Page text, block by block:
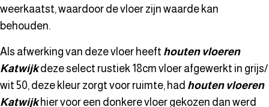
weerkaatst, waardoor de vloer zijn waarde kan
behouden.
Als afwerking van deze vloer heeft houten vloeren
Katwijk deze select rustiek 18cm vloer afgewerkt in grijs/
wit 50, deze kleur zorgt voor ruimte, had houten vloeren
Katwijk hier voor een donkere vloer gekozen dan werd